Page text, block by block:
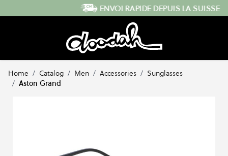
ENVOI RAPIDE DEPUIS LA SUISSE
Home / Catalog / Men / Accessories / Sunglasses
/ Aston Grand